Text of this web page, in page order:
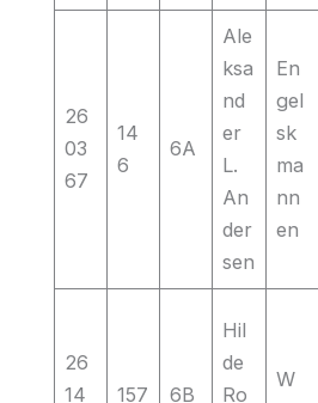
26
03
67
14
6
6A
Ale
ksa
nd
er
L.
An
der
sen
En
gel
sk
ma
nn
en
26
14
157 6B
Hil
de
Ro
W